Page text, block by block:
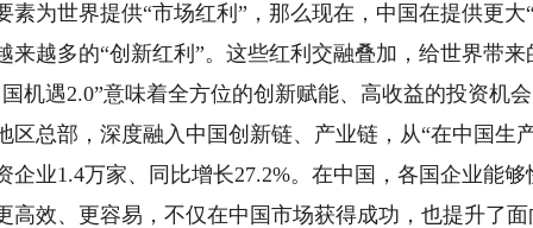
素为世界提供“市场红利”，那么现在，中国在提供更
来越多的“创新红利”。这些红利交融叠加，给世界带
机遇2.0”意味着全方位的创新赋能、高收益的投资机
区总部，深度融入中国创新链、产业链，从“在中国生
企业1.4万家、同比增长27.2%。在中国，各国企业能
高效、更容易，不仅在中国市场获得成功，也提升了